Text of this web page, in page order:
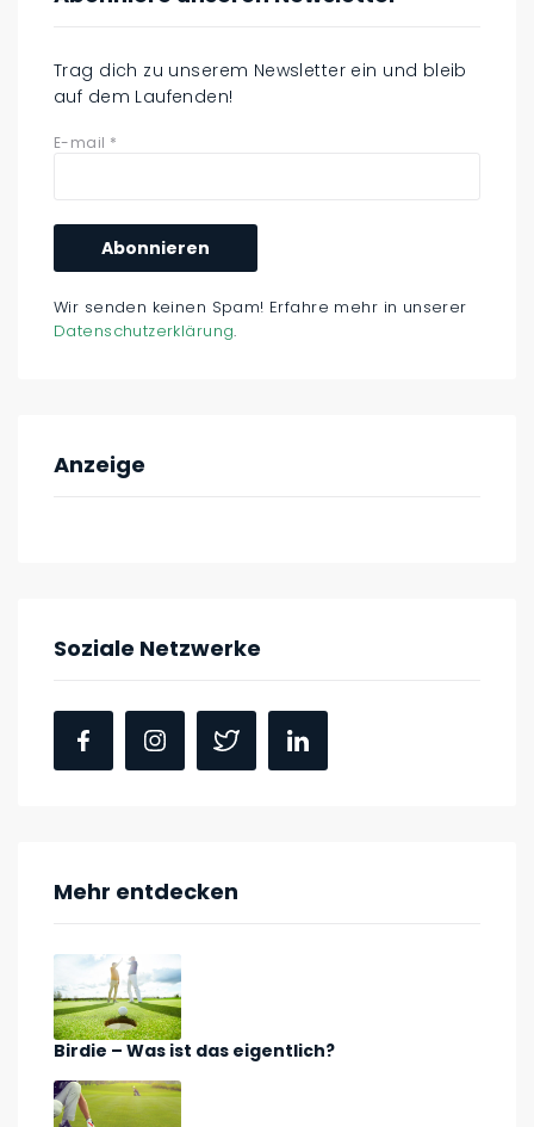
Trag dich zu unserem Newsletter ein und bleib
auf dem Laufenden!
E-mail *
Wir senden keinen Spam! Erfahre mehr in unserer
Datenschutzerklärung.
Anzeige
Soziale Netzwerke
Mehr entdecken
Birdie – Was ist das eigentlich?